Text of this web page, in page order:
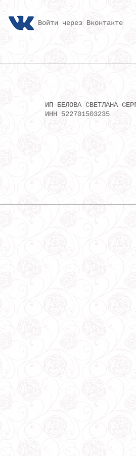
Войти через Вконтакте
ИП БEЛOВA СВЕТЛAНА
ИНН 522701503235